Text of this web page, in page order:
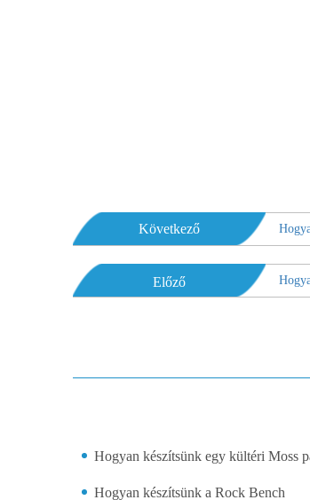
Következő
Előző
Hogyan készítsünk egy kültéri Moss
Hogyan készítsünk a Rock Bench